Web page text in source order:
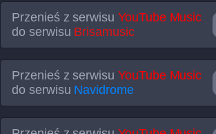
Przenieś z serwisu YouTube Music
do serwisu Brisamusic
Przenieś z serwisu YouTube Music
do serwisu Navidrome